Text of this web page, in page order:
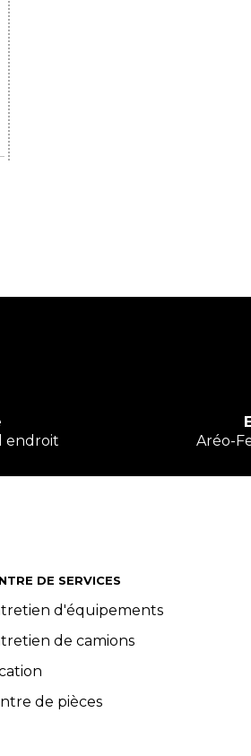
endroit
Aréo-
DE SERVICES
d'équipements
de camions
de pièces